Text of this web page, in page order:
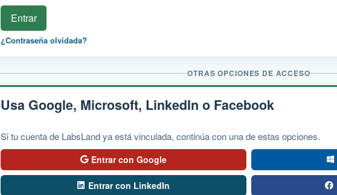
Entrar
¿Contraseña olvidada?
OTRAS OPCIONES DE ACCESO
Usa Google, Microsoft, LinkedIn o Facebook
Si tu cuenta de LabsLand ya está vinculada, continúa con una de estas opciones.
Entrar con Google
Entrar con LinkedIn